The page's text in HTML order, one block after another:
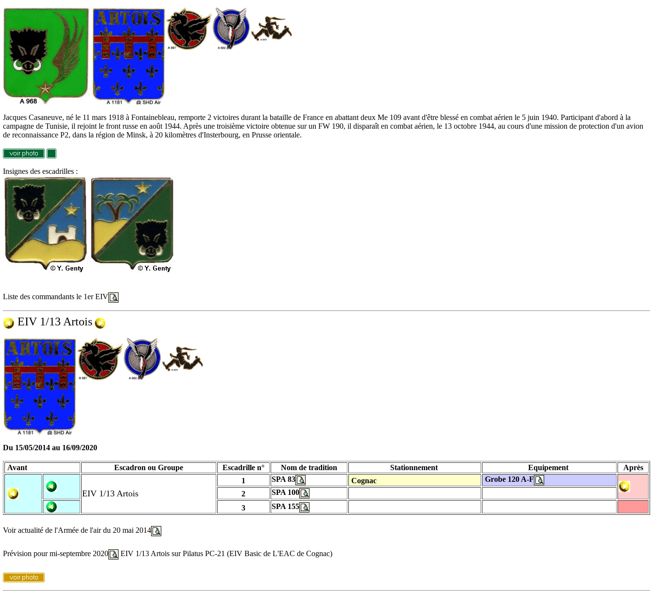
Jacques Casaneuve, né le 11 mars 1918 à Fontainebleau, remporte 2 victoires durant la bataille de France en abattant deux Me 109 avant d'être blessé en combat aérien le 5 juin 1940. Participant d'abord à la
campagne de Tunisie, il rejoint le front russe en août 1944. Après une troisième victoire obtenue sur un FW 190, il disparaît en combat aérien, le 13 octobre 1944, au cours d'une mission de protection d'un avion
de reconnaissance P2, dans la région de Minsk, à 20 kilomètres d'Insterbourg, en Prusse orientale.
Insignes des escadrilles :
Liste des commandants le 1er EIV
EIV 1/13 Artois
Du 15/05/2014 au 16/09/2020
Avant Escadron ou Groupe Escadrille n° Nom de tradition Stationnement Equipement Après
EIV 1/13 Artois
1 SPA 83 Cognac
Grobe 120 A-F
2
SPA 100
3
SPA 155
Voir actualité de l'Armée de l'air du 20 mai 2014
Prévision pour mi-septembre 2020 EIV 1/13 Artois sur Pilatus PC-21 (EIV Basic de L'EAC de Cognac)